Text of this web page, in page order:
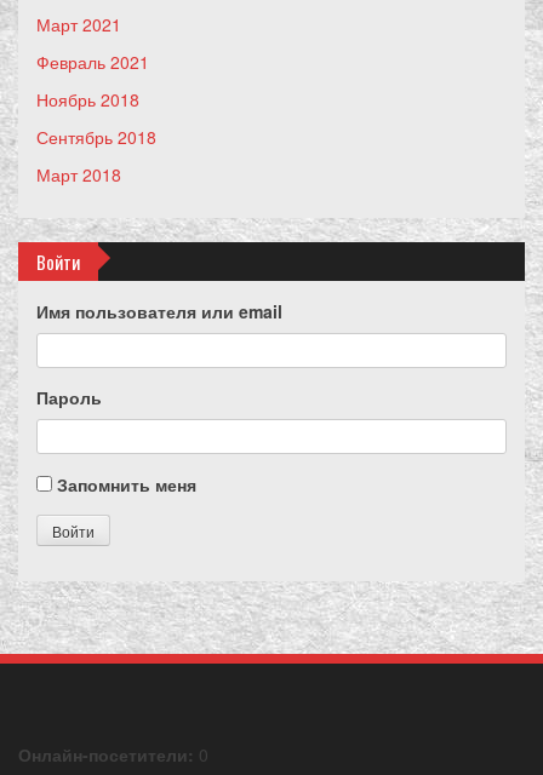
Март 2021
Февраль 2021
Ноябрь 2018
Сентябрь 2018
Март 2018
Войти
Имя пользователя или email
Пароль
Запомнить меня
Войти
Онлайн-посетители: 0